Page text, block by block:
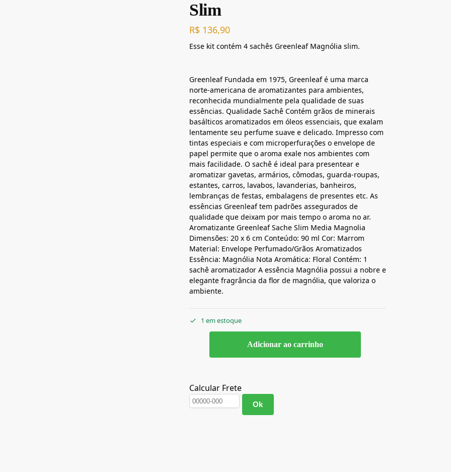
Slim
R$ 136,90
Esse kit contém 4 sachês Greenleaf Magnólia slim.
Greenleaf Fundada em 1975, Greenleaf é uma marca
norte-americana de aromatizantes para ambientes,
reconhecida mundialmente pela qualidade de suas
essências. Qualidade Sachê Contém grãos de minerais
basálticos aromatizados em óleos essenciais, que exalam
lentamente seu perfume suave e delicado. Impresso com
tintas especiais e com microperfurações o envelope de
papel permite que o aroma exale nos ambientes com
mais facilidade. O sachê é ideal para presentear e
aromatizar gavetas, armários, cômodas, guarda-roupas,
estantes, carros, lavabos, lavanderias, banheiros,
lembranças de festas, embalagens de presentes etc. As
essências Greenleaf tem padrões assegurados de
qualidade que deixam por mais tempo o aroma no ar.
Aromatizante Greenleaf Sache Slim Media Magnolia
Dimensões: 20 x 6 cm Conteúdo: 90 ml Cor: Marrom
Material: Envelope Perfumado/Grãos Aromatizados
Essência: Magnólia Nota Aromática: Floral Contém: 1
sachê aromatizador A essência Magnólia possui a nobre e
elegante fragrância da flor de magnólia, que valoriza o
ambiente.
1 em estoque
Adicionar ao carrinho
Calcular Frete
Ok